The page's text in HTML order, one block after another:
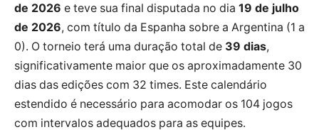
de 2026 e teve sua final disputada no dia 19 de julho
de 2026, com título da Espanha sobre a Argentina (1 a
0). O torneio terá uma duração total de 39 dias,
significativamente maior que os aproximadamente 30
dias das edições com 32 times. Este calendário
estendido é necessário para acomodar os 104 jogos
com intervalos adequados para as equipes.